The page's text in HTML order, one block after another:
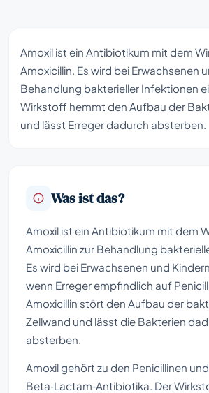
Amoxil ist ein Antibiotikum mit dem
Amoxicillin. Es wird bei Erwachsenen
Behandlung bakterieller Infektionen
Wirkstoff hemmt den Aufbau der
und lässt Erreger dadurch absterben.
Was ist das?
Amoxil ist ein Antibiotikum mit dem
Amoxicillin zur Behandlung
Es wird bei Erwachsenen und
wenn Erreger empfindlich auf
Amoxicillin stört den Aufbau der
Zellwand und lässt die Bakterien
absterben.
Amoxil gehört zu den Penicillinen
Beta‑Lactam‑Antibiotika. Der